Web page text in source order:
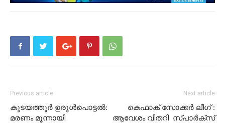
Previous article
കുടയത്തൂര്‍ ഉരുള്‍പൊട്ടല്‍:
മരണം മൂന്നായി
Next article
കെഫാക് സോക്കർ ലീഗ് :
ആവേശം വിതറി സ്പാര്‍ക്സ്